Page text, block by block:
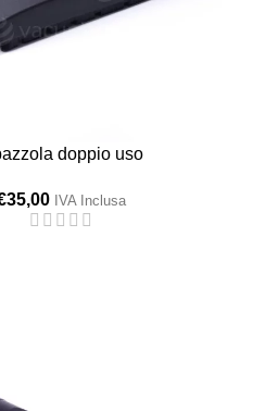
doppio uso
35,00 IVA Inclusa